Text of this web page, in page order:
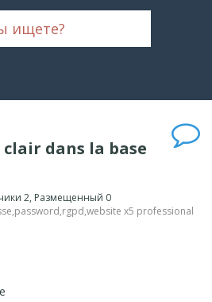
clair dans la base
2, Размещенный 0
,password,rgpd,website x5 professional